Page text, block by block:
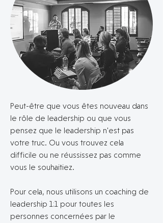
Peut-être que vous êtes nouveau dans
le rôle de leadership ou que vous
pensez que le leadership n'est pas
votre truc. Ou vous trouvez cela
difficile ou ne réussissez pas comme
vous le souhaitiez.
Pour cela, nous utilisons un coaching de
leadership 1:1 pour toutes les
personnes concernées par le